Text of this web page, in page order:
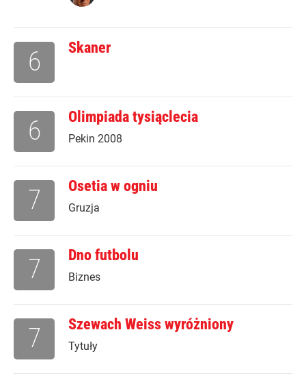
Skaner
6
Olimpiada tysiąclecia
Pekin 2008
6
Osetia w ogniu
Gruzja
7
Dno futbolu
Biznes
7
Szewach Weiss wyróżniony
Tytuły
7